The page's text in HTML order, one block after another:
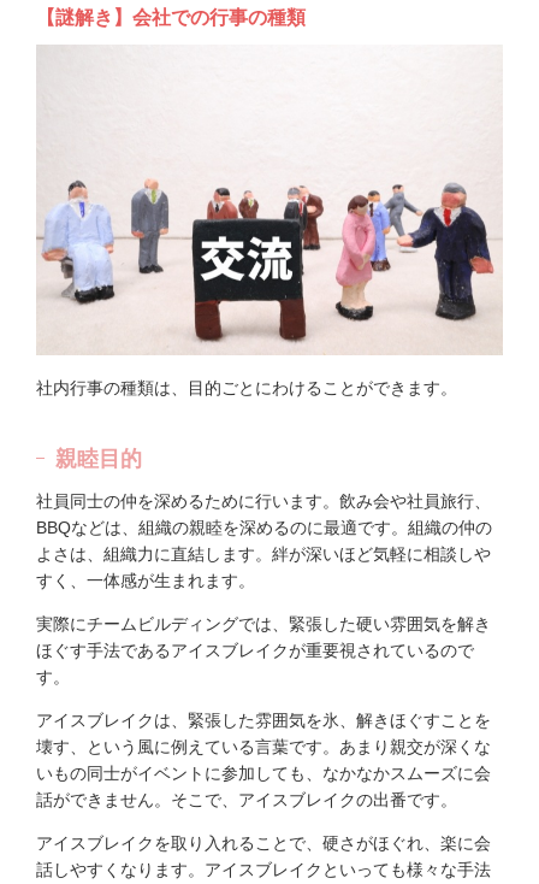
【会社】謎解きで多くの人を集めよう
【謎解き】会社での行事の種類
社内行事の種類は、目的ごとにわけることができます。
親睦目的
社員同士の仲を深めるために行います。飲み会や社員旅行、
BBQなどは、組織の親睦を深めるのに最適です。組織の仲の
よさは、組織力に直結します。絆が深いほど気軽に相談しや
すく、一体感が生まれます。
実際にチームビルディングでは、緊張した硬い雰囲気を解き
ほぐす手法であるアイスブレイクが重要視されているので
す。
アイスブレイクは、緊張した雰囲気を氷、解きほぐすことを
壊す、という風に例えている言葉です。あまり親交が深くな
いもの同士がイベントに参加しても、なかなかスムーズに会
話ができません。そこで、アイスブレイクの出番です。
アイスブレイクを取り入れることで、硬さがほぐれ、楽に会
話しやすくなります。アイスブレイクといっても様々な手法